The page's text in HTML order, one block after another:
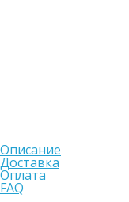
Описание
Доставка
Оплата
FAQ